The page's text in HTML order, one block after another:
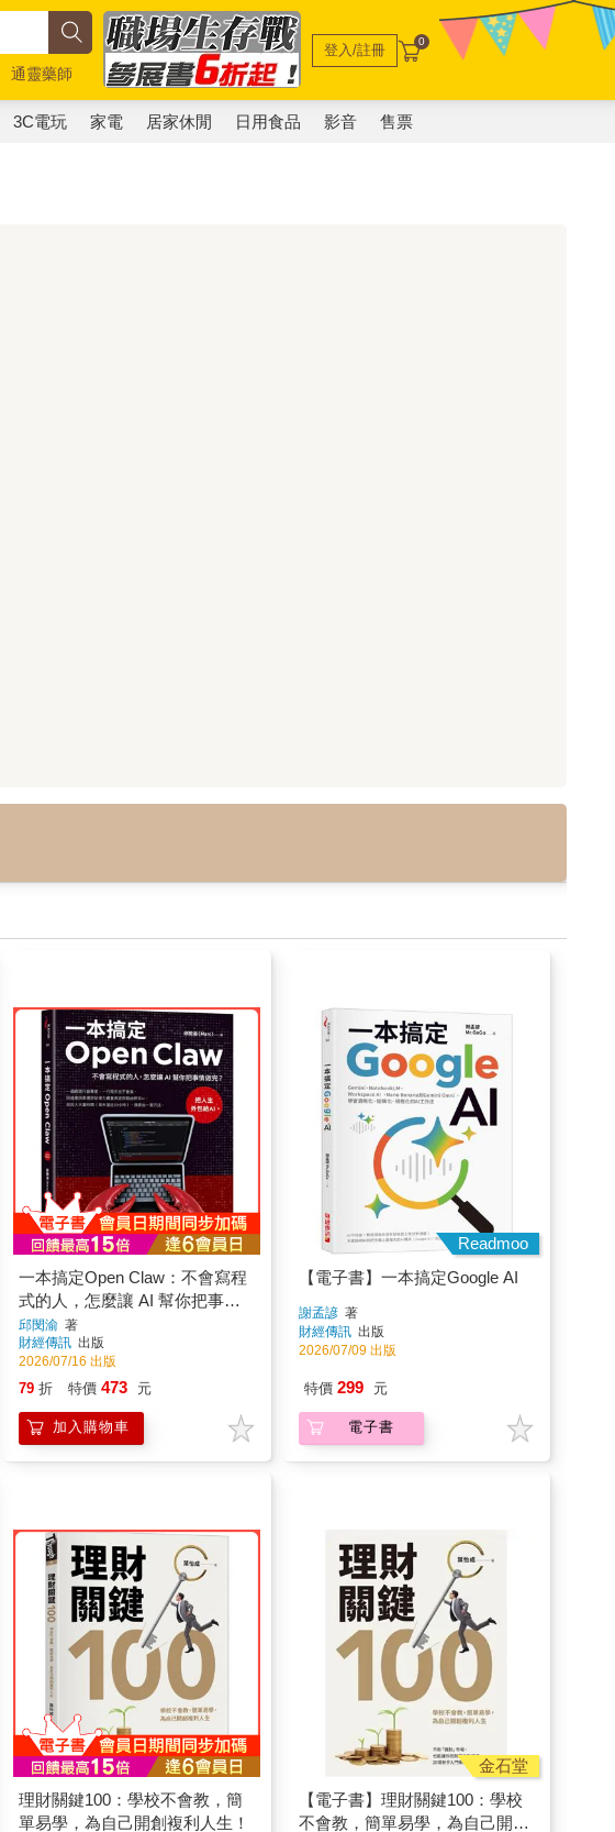
通靈藥師
登入/註冊 0
3C電玩 家電 居家休閒 日用食品 影音 售票
一本搞定Open Claw：不會寫程
式的人，怎麼讓 AI 幫你把事情
做完？
邱閔渝著
財經傳訊 出版
2026/07/16 出版
折 特價 473 元
加入購物車
Readmoo
【電子書】一本搞定Google AI
謝孟諺
著
財經傳訊
出版
2026/07/09 出版
特價 元
電子書
理財關鍵100：學校不會教，簡
單易學，為自己開創複利人生！
葉怡成
財經傳訊出版
2026/06/18 出版
折 473 元
加入購物車
金石堂
【電子書】理財關鍵100：學校
不會教，簡單易學，為自己開創
複利人生！
著
財經傳訊出版
449 元
電子書